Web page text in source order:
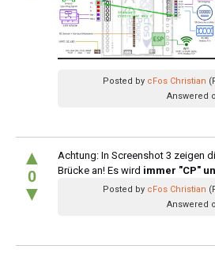
Posted by cFos Christian
Answered
▲
0
▼
Achtung: In Screenshot 3 zeigen
Brücke an! Es wird immer "CP"
Posted by cFos Christian
Answered